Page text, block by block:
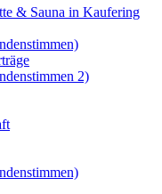
& Sauna in Kaufering
2)